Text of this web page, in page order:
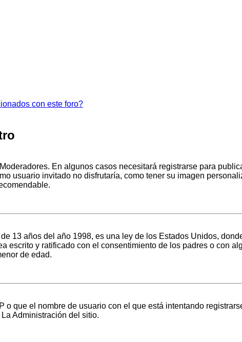
con este foro?
En algunos casos necesitará registrarse para
usuario invitado no disfrutaría, como tener su imagen
13 años del año 1998, es una ley de los Estados Unidos,
escrito y ratificado con el consentimiento de los padres o con
de edad.
que el nombre de usuario con el que está intentando
Administración del sitio.